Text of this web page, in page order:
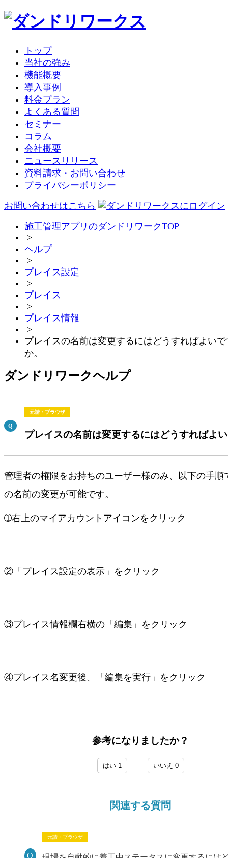
トップ
当社の強み
機能概要
導入事例
料金プラン
よくある質問
セミナー
コラム
会社概要
ニュースリリース
資料請求・お問い合わせ
プライバシーポリシー
お問い合わせはこちら
施工管理アプリのダンドリワークTOP
>
ヘルプ
>
プレイス設定
>
プレイス
>
プレイス情報
>
プレイスの名前は変更するにはどうすればよいで
か。
ダンドリワークヘルプ
元請・ブラウザ
プレイスの名前は変更するにはどうすればよ
管理者の権限をお持ちのユーザー様のみ、以下の手順
の名前の変更が可能です。
➀右上のマイアカウントアイコンをクリック
②「プレイス設定の表示」をクリック
③プレイス情報欄右横の「編集」をクリック
④プレイス名変更後、「編集を実行」をクリック
参考になりましたか？
はい 1 いいえ 0
関連する質問
元請・ブラウザ